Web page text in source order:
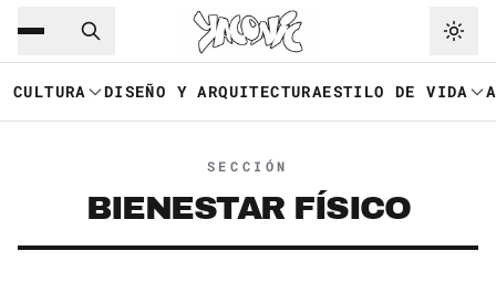
Saltar al contenido principal
CULTURA DISEÑO Y ARQUITECTURAESTILO DE VIDA
SECCIÓN
BIENESTAR FÍSICO